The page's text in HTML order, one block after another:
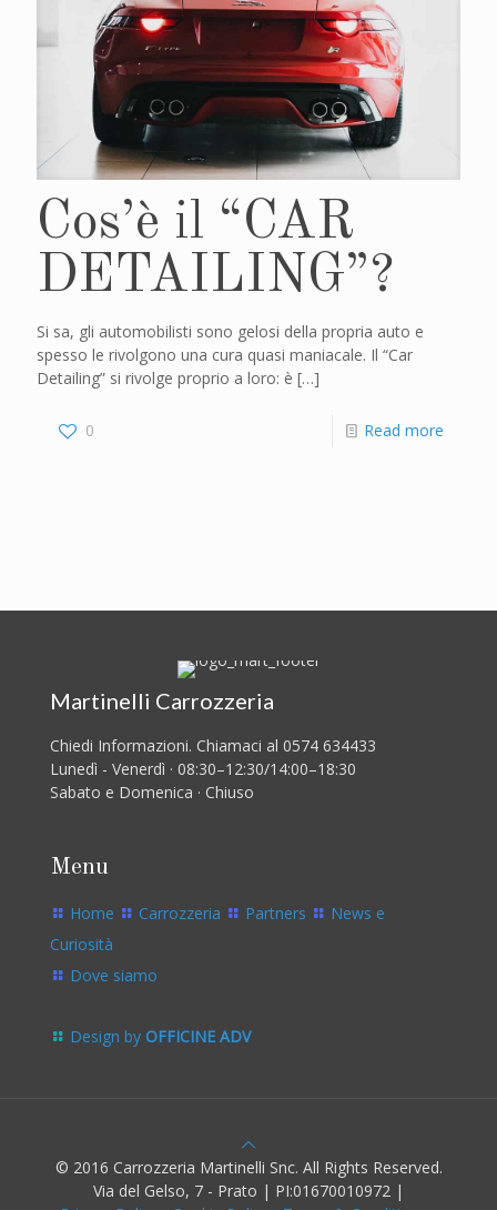
Cos’è il “CAR
DETAILING”?
Si sa, gli automobilisti sono gelosi della propria auto e
spesso le rivolgono una cura quasi maniacale. Il “Car
Detailing” si rivolge proprio a loro: è […]
0 Read more
Martinelli Carrozzeria
Chiedi Informazioni. Chiamaci al 0574 634433
Lunedì - Venerdì · 08:30–12:30/14:00–18:30
Sabato e Domenica · Chiuso
Menu
Home Carrozzeria Partners
News e
Curiosità
Dove siamo
Design by OFFICINE ADV
© 2016 Carrozzeria Martinelli Snc. All Rights Reserved.
Via del Gelso, 7 - Prato | PI:01670010972 |